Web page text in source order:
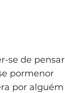
se de pensar
pormenor
por alguém